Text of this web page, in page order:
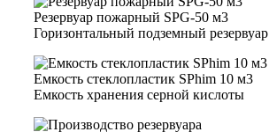
Резервуар пожарный SPG-50 м3
Горизонтальный подземный резервуар
Емкость стеклопластик SPhim 10 м3
Емкость хранения серной кислоты